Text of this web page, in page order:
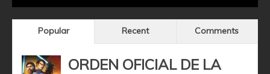
Popular Recent Comments
ORDEN OFICIAL DE LA